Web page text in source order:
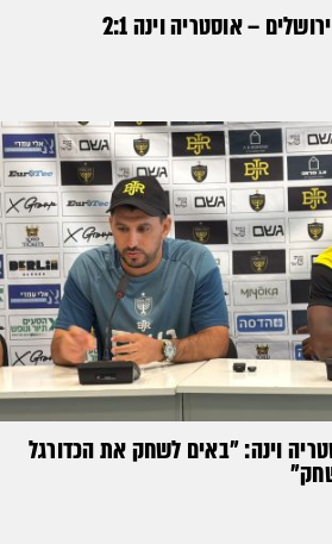
– אוסטריה וינה 2:1
וינה: ״באים לשחק את הכדורגל